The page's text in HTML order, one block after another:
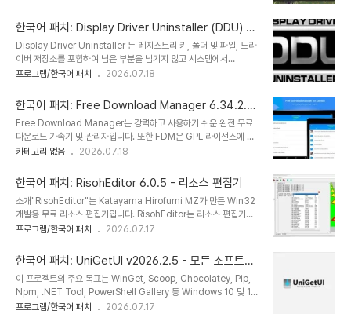
인..
UWP/MSIX 패키지 사이드 로딩, 오프라인 사용을 위한 스토어 앱 내
보내기, 대역폭 절약형 델타 다운로드와 같은 강력한 기능도 제공합니
다.WinUI 3 및 .NET 10으로 개발된 Raven은 Windows 10 및
11에 최적화된 깔끔하고 유려한 사용자 인터페이스를 제공합니다. 검
색 및 탐색스토어 검색 - 제목 표시줄에서 실시간 자동 완성 기능(앱
한국어 패치: Display Driver Uninstaller (DDU) 1
8.1.5.6 - 그래픽 카드 드라이버 제거
Display Driver Uninstaller 는 레지스트리 키, 폴더 및 파일, 드라
이버 저장소를 포함하여 남은 부분을 남기지 않고 시스템에서
AMD/NVIDIA 그래픽 카드 드라이버 및 패키지를 완전히 제거하는
오 드라이버는 일반적으로 Windows 제어판에서 제거할 수 있습니
다. 이 드라이버 제거 프로그램은 표준 드라이버 제거에 실패한 경우
또는 어쨌든 NVIDIA 및 ATI 비디오 카드 드라이버를 완전히 삭제해
야 할 때 사용하도록 설계되었습니다. 권장 사용법: -DDU는 드라이
버 제거/설치에 문제가 있거나 GPU 브랜드를 변경할 때 사용해야 합
마다 사용해서는 ..
프로그램/한국어 패치 2026.07.18
한국어 패치: Free Download Manager 6.34.2.6
948 - 다운로드 관리자 및 가속기
Free Download Manager는 강력하고 사용하기 쉬운 완전 무료
다운로드 가속기 및 관리자입니다. 또한 FDM은 GPL 라이선스에 따
라 배포되는 100% 안전한 오픈 소스 소프트웨어입니다. FDM은 가
품은 직관적이고 사용자 친화적인 인터페이스로 잘 알려져 있습니다.
FDM은 사이트 관리자, 가속기, 사이트 탐색기 및 스케줄러로 작동할
수 있습니다. FDM은 손상된 다운로드를 재개할 수 있습니다. 따라서
우연한 중단 후 처음부터 다운로드 프로세스를 시작할 필요가 없습니
다. 중단된 순간부터 완료되지 않은 다운로드를 재개할 수 있습니다.
하고 결정을 내릴 수 있도록 합..
카테고리 없음 2026.07.18
한국어 패치: RisohEditor 6.0.5 - 리소스 편집기
소개"RisohEditor"는 Katayama Hirofumi MZ가 만든 Win32
개발용 무료 리소스 편집기입니다. RisohEditor는 리소스 편집기의
이상을 실현했습니다. "Risoh"는 일본어로 "이상적인"을 의미합니
추가, 편집, 추출, 복제 및 제거할 수 있습니다.RisohEditor를 사용하
여 Windows 리소스 (대화 상자, 메뉴, 아이콘, 커서, 문자열 테이블,
메시지 테이블 등)를 편집할 수 있습니다.이 소프트웨어는 다국어 (영
어, 한국어, 중국어, 이탈리아어, 러시아어 및 일본어)입니다.주의 사
항: "C:\Program Files" 또는 "C:\Program Files (x86)"에 설
프로그램/한국어 패치 2026.07.17
한국어 패치: UniGetUI v2026.2.5 - 모든 소프트웨
어 다운로드, 설치, 업데이트 및 제거
이 프로젝트의 주요 목표는 WinGet, Scoop, Chocolatey, Pip,
Npm, .NET Tool, PowerShell Gallery 등 Windows 10 및 11
에서 가장 흔히 사용되는 CLI 패키지 관리자를 위한 직관적인 GUI를
프로그램/한국어 패치 2026.07.17